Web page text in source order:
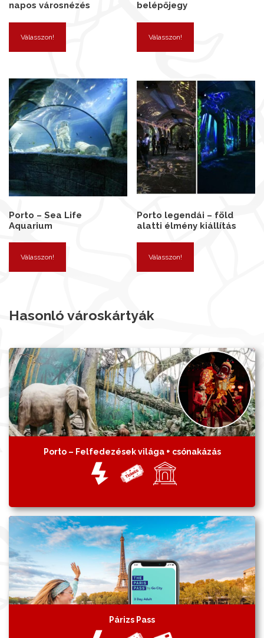
napos városnézés
Válasszon!
belépőjegy
Válasszon!
Porto – Sea Life
Aquarium
Válasszon!
Porto legendái – föld
alatti élmény kiállítás
Válasszon!
Hasonló városkártyák
Porto – Felfedezések világa + csónakázás
Párizs Pass